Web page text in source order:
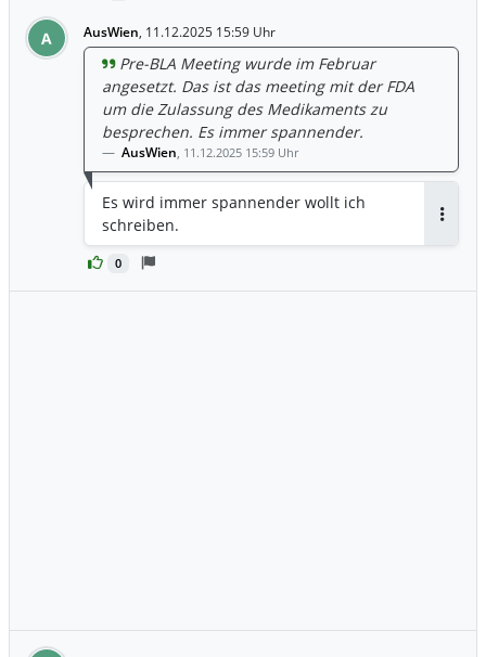
keine empfehlung zum Kauf. Alle
Kursangaben sind rein spekulativ. Ich
bin investiert seit anfang Oktober.
A AusWien, 11.12.2025 15:59 Uhr
0
Pre-BLA Meeting wurde im Februar
angesetzt. Das ist das meeting mit der FDA
um die Zulassung des Medikaments zu
besprechen. Es immer spannender.
AusWien, 11.12.2025 15:59 Uhr
Es wird immer spannender wollt ich
schreiben.